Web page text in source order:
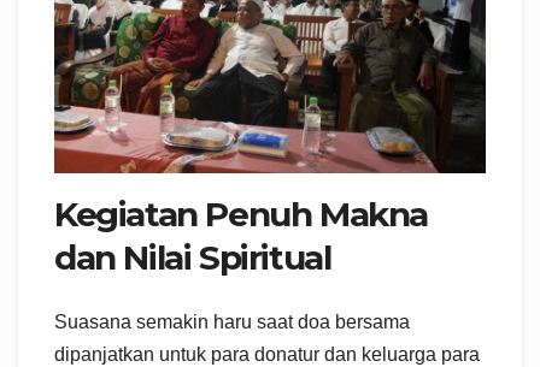
Kegiatan Penuh Makna
dan Nilai Spiritual
Suasana semakin haru saat doa bersama
dipanjatkan untuk para donatur dan keluarga para